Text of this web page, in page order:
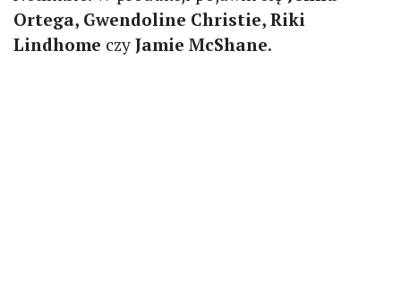
Ortega, Gwendoline Christie, Riki
Lindhome czy Jamie McShane.